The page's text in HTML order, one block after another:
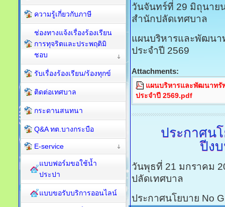
วันจันทร์ที่ 29 มิถุนาย
สำนักปลัดเทศบาล
แผนบริหารและพัฒนา
ประจำปี 2569
Attachments:
แผนบริหารและพัฒนาทรั
ประจำปี 2569.pdf
ประกาศน
ปีง
วันพุธที่ 21 มกราคม
ปลัดเทศบาล
ประกาศนโยบาย No
ความรู้เกี่ยวกับภาษี
ช่องทางแจ้งเรื่องร้องเรียน
การทุจริตและประพฤติมิ
ชอบ
รับเรื่องร้องเรียน/ร้องทุกข์
ติดต่อเทศบาล
กระดานสนทนา
Q&A ทต.บางกระบือ
E-service
แบบฟอร์มขอใช้น้ำ
ประปา
แบบขอรับบริการออนไลน์